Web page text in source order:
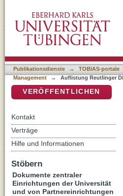
Publikationsdienste → TOBIAS-portale
Management
→ Auflistung Reutlinger
VERÖFFENTLICHEN
Kontakt
Verträge
Hilfe und Informationen
Stöbern
Dokumente zentraler
Einrichtungen der Universität
und von Partnereinrichtungen